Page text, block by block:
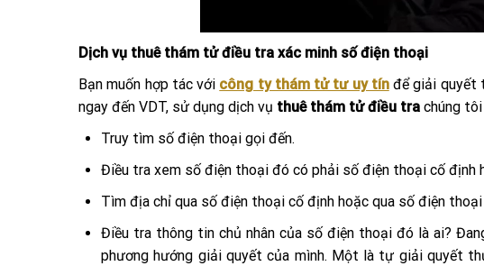
Dịch vụ thuê thám tử điều tra xác minh số điện thoại
Bạn muốn hợp tác với công ty thám tử tư uy tínđể giải quyết
ngay đến VDT, sử dụng dịch vụ thuê thám tử điều tra chúng
Truy tìm số điện thoại gọi đến.
Điều tra xem số điện thoại đó có phải số điện thoại cố định
Tìm địa chỉ qua số điện thoại cố định hoặc qua số điện
Điều tra thông tin chủ nhân của số điện thoại đó là ai?
phương hướng giải quyết của mình. Một là tự giải quyết